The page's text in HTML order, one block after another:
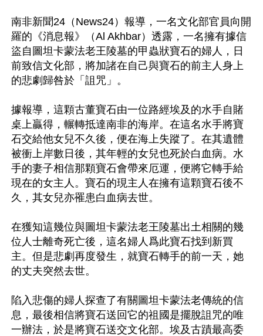
南非新聞24（News24）報導，一名文化部官員向開
羅的《消息報》（Al Akhbar）透露，一名擁有據信
盜自圖坦卡蒙法老王陵墓的甲蟲狀寶石的婦人，日
前致信文化部，將加諸在自己與寶石的前主人身上
的悲劇歸咎於「詛咒」。
據報導，這顆古董寶石由一位路經埃及的水手自賭
桌上贏得，輾轉抵達南非的海岸。在這名水手將寶
石交給他女兒不久後，便在海上失蹤了。在其遺體
被衝上岸數日後，其年輕的女兒也死於白血病。水
手的妻子相信那顆寶石會帶來厄運，便將它轉手給
現在的女主人。寶石的現主人在擁有這顆寶石後不
久，其女兒亦罹患白血病去世。
在獲知這幾位與圖坦卡蒙法老王陵墓出土相關的幾
位人士離奇死亡後，這名婦人爲此寶石找到新買
主。但是悲劇再度發生，就寶石轉手的前一天，她
的丈夫突然去世。
陷入悲傷的婦人探查了有關圖坦卡蒙法老傳統的信
息，最後相信將寶石送回它的祖國是擺脫詛咒的唯
一辦法，於是將寶石送交文化部。埃及古蹟最高委